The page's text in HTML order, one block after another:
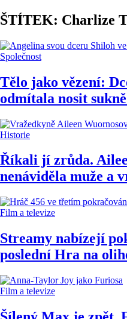
ŠTÍTEK: Charlize
Společnost
Tělo jako vězení:
odmítala nosit
Historie
Říkali jí zrůda.
nenáviděla muže a
Film a televize
Streamy nabízejí
poslední Hra na
Film a televize